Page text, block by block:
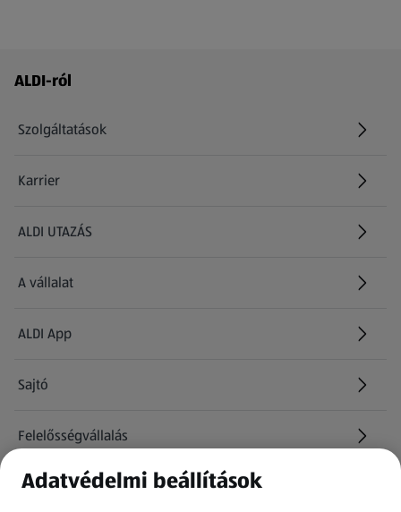
Láblécmenü - további linkek
ALDI-ról
Szolgáltatások
Karrier
(új oldalon nyílik meg)
ALDI UTAZÁS
(új oldalon nyílik meg)
A vállalat
ALDI App
Sajtó
Felelősségvállalás
Információk
Adatvédelmi beállítások